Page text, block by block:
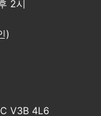
2시
)
V3B 4L6